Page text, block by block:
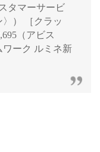
タマーサービ
） ［クラッ
（アビス
ワーク ルミネ新